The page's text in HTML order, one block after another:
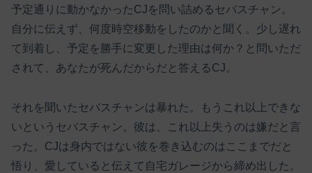
予定通りに動かなかったCJを問い詰めるセバスチャン。
自分に伝えず、何度時空移動をしたのかと聞く。少し遅れ
て到着し、予定を勝手に変更した理由は何か？と問いただ
されて、あなたが死んだからだと答えるCJ。
それを聞いたセバスチャンは暴れた。もうこれ以上できな
いというセバスチャン。彼は、これ以上失うのは嫌だと言
った。CJは身内ではない彼を巻き込むのはここまでだと
悟り、愛していると伝えて自宅ガレージから締め出した。